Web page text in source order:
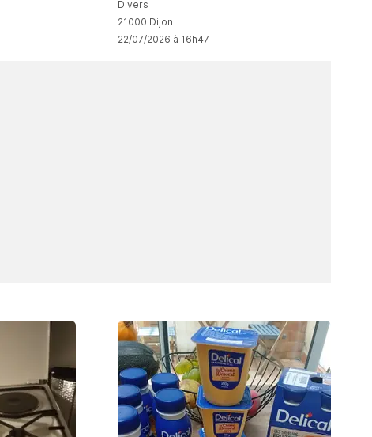
Divers
21000 Dijon
22/07/2026 à 16h47